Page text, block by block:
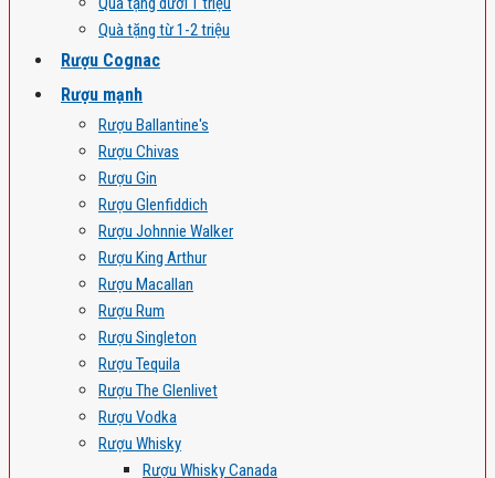
Quà tặng từ 1-2 triệu
Rượu Cognac
Rượu mạnh
Rượu Ballantine's
Rượu Chivas
Rượu Gin
Rượu Glenfiddich
Rượu Johnnie Walker
Rượu King Arthur
Rượu Macallan
Rượu Rum
Rượu Singleton
Rượu Tequila
Rượu The Glenlivet
Rượu Vodka
Rượu Whisky
Rượu Whisky Canada